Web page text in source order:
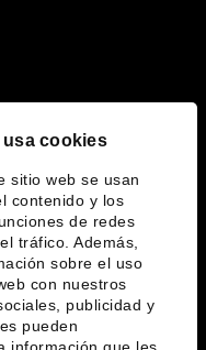
usa cookies
sitio web se usan
contenido y los
de redes
tráfico. Además,
sobre el uso
con nuestros
publicidad y
pueden